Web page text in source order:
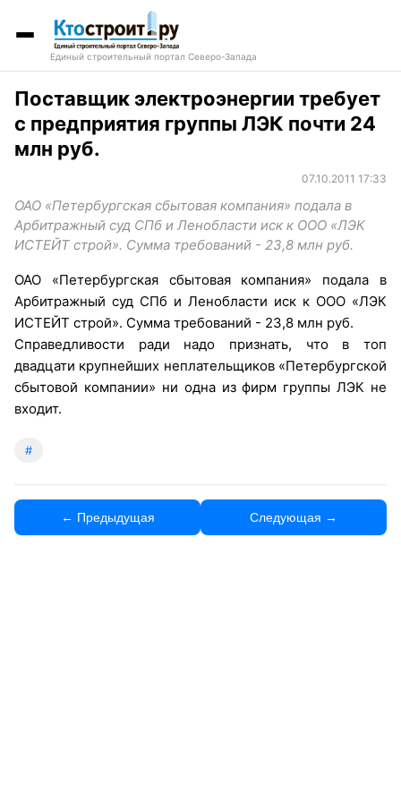
Единый строительный портал Северо-Запада
Поставщик электроэнергии требует
с предприятия группы ЛЭК почти 24
млн руб.
07.10.2011 17:33
ОАО «Петербургская сбытовая компания» подала в
Арбитражный суд СПб и Ленобласти иск к ООО «ЛЭК
ИСТЕЙТ строй». Сумма требований - 23,8 млн руб.
ОАО «Петербургская сбытовая компания» подала в
Арбитражный суд СПб и Ленобласти иск к ООО «ЛЭК
ИСТЕЙТ строй». Сумма требований - 23,8 млн руб.
Справедливости ради надо признать, что в топ
двадцати крупнейших неплательщиков «Петербургской
сбытовой компании» ни одна из фирм группы ЛЭК не
входит.
#
← Предыдущая Следующая →